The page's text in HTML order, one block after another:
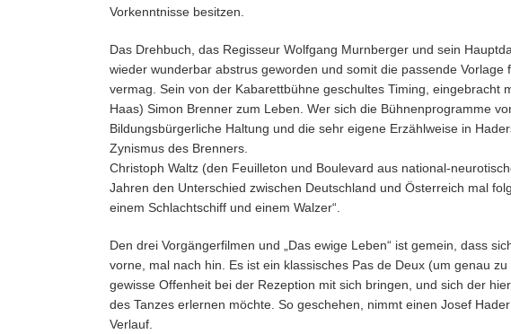
Vorkenntnisse besitzen.
Das Drehbuch, das Regisseur Wolfgang Murnberger und sein
wieder wunderbar abstrus geworden und somit die passende
vermag. Sein von der Kabarettbühne geschultes Timing,
Haas) Simon Brenner zum Leben. Wer sich die Bühnenprogramme
Bildungsbürgerliche Haltung und die sehr eigene Erzählweise in
Zynismus des Brenners.
Christoph Waltz (den Feuilleton und Boulevard aus national-
Jahren den Unterschied zwischen Deutschland und Österreich mal
einem Schlachtschiff und einem Walzer“.
Den drei Vorgängerfilmen und „Das ewige Leben“ ist gemein, dass
vorne, mal nach hin. Es ist ein klassisches Pas de Deux (um genau
gewisse Offenheit bei der Rezeption mit sich bringen, und sich der
des Tanzes erlernen möchte. So geschehen, nimmt einen Josef
Verlauf.